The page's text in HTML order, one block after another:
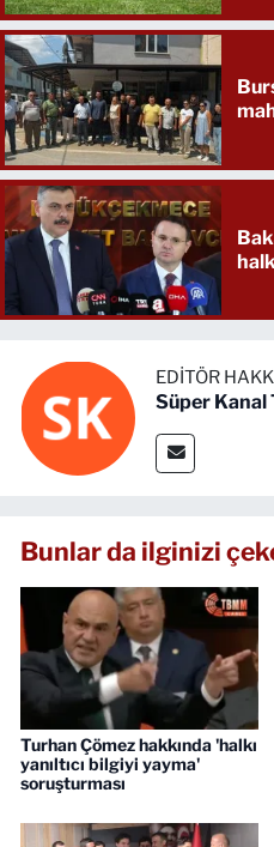
EDITÖR
Süper Kanal
Bunlar da ilginizi
Turhan Çömez hakkında 'halkı
yanıltıcı bilgiyi yayma'
soruşturması